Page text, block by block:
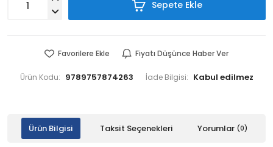
Sepete Ekle
Favorilere Ekle Fiyatı Düşünce Haber Ver
Ürün Kodu: 9789757874263 İade Bilgisi:
Ürün Bilgisi Taksit Seçenekleri Yorumlar (0)